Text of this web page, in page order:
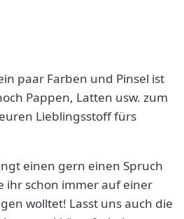
paar Farben und Pinsel ist
Pappen, Latten usw. zum
Lieblingsstoff fürs
einen gern einen Spruch
ihr schon immer auf einer
wolltet! Lasst uns auch die